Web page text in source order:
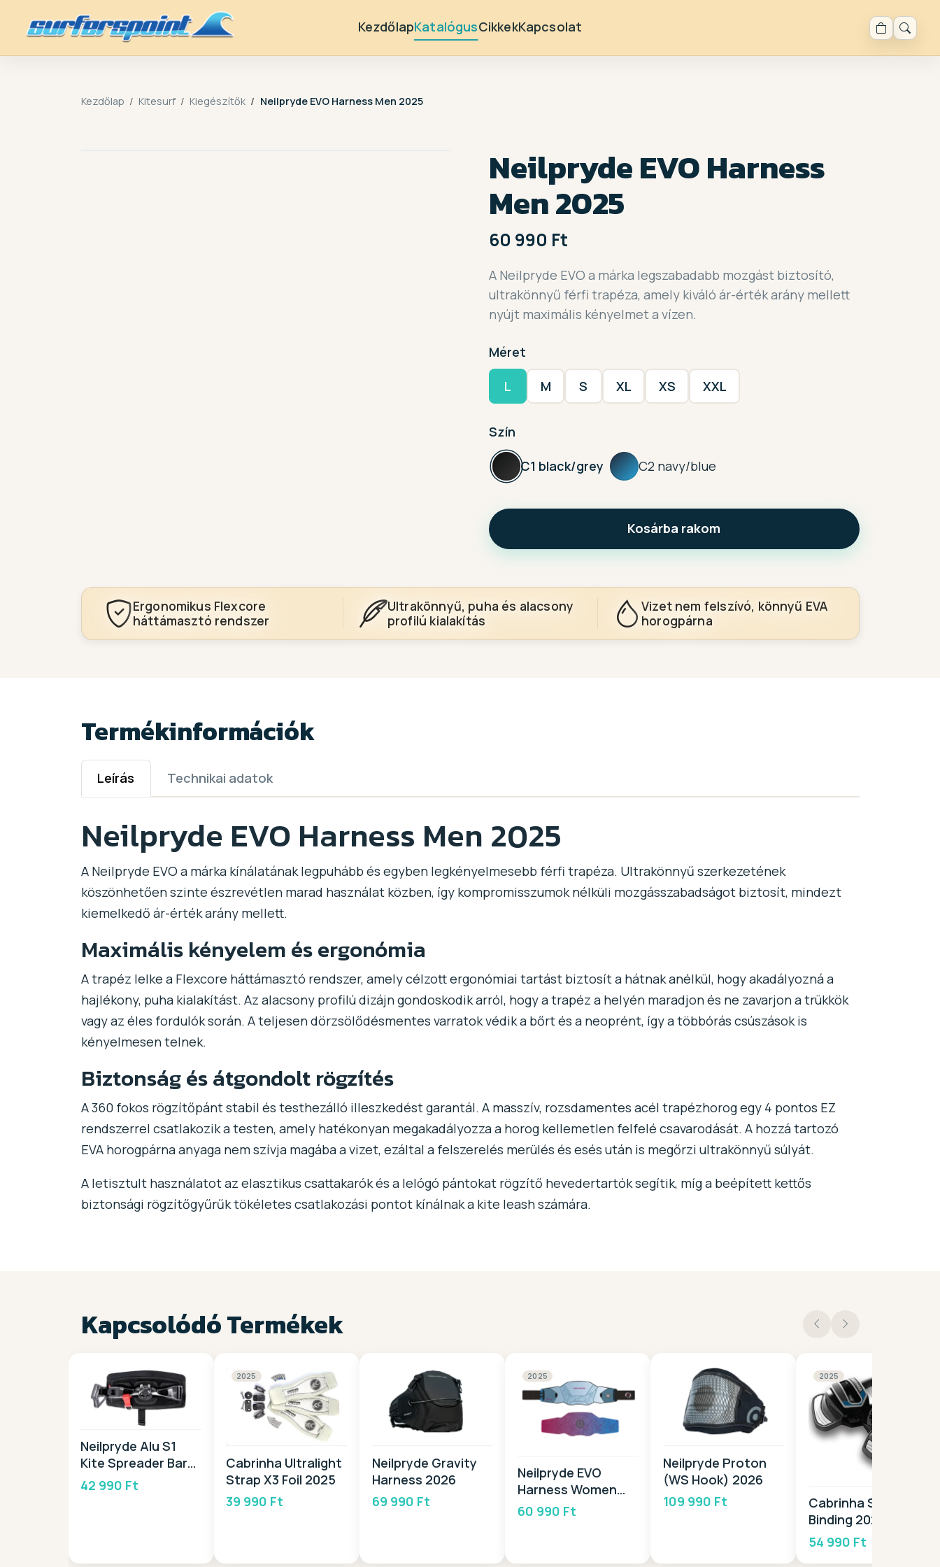
KezdőlapKatalógusCikkekKapcsolat
Kezdőlap Kitesurf Kiegészítők Neilpryde EVO Harness Men 2025
Neilpryde EVO Harness
Men 2025
60 990 Ft
A Neilpryde EVO a márka legszabadabb mozgást biztosító,
ultrakönnyű férfi trapéza, amely kiváló ár-érték arány mellett
nyújt maximális kényelmet a vízen.
Méret
L M S XL XS XXL
Szín
C1 black/grey C2 navy/blue
Kosárba rakom
Ergonomikus Flexcore
háttámasztó rendszer
Ultrakönnyű, puha és alacsony
profilú kialakítás
Vizet nem felszívó, könnyű EVA
horogpárna
Termékinformációk
Leírás Technikai adatok
Neilpryde EVO Harness Men 2025
A Neilpryde EVO a márka kínálatának legpuhább és egyben legkényelmesebb férfi trapéza. Ultrakönnyű szerkezetének
köszönhetően szinte észrevétlen marad használat közben, így kompromisszumok nélküli mozgásszabadságot biztosít, mindezt
kiemelkedő ár-érték arány mellett.
Maximális kényelem és ergonómia
A trapéz lelke a Flexcore háttámasztó rendszer, amely célzott ergonómiai tartást biztosít a hátnak anélkül, hogy akadályozná a
hajlékony, puha kialakítást. Az alacsony profilú dizájn gondoskodik arról, hogy a trapéz a helyén maradjon és ne zavarjon a trükkök
vagy az éles fordulók során. A teljesen dörzsölődésmentes varratok védik a bőrt és a neoprént, így a többórás csúszások is
kényelmesen telnek.
Biztonság és átgondolt rögzítés
A 360 fokos rögzítőpánt stabil és testhezálló illeszkedést garantál. A masszív, rozsdamentes acél trapézhorog egy 4 pontos EZ
rendszerrel csatlakozik a testen, amely hatékonyan megakadályozza a horog kellemetlen felfelé csavarodását. A hozzá tartozó
EVA horogpárna anyaga nem szívja magába a vizet, ezáltal a felszerelés merülés és esés után is megőrzi ultrakönnyű súlyát.
A letisztult használatot az elasztikus csattakarók és a lelógó pántokat rögzítő hevedertartók segítik, míg a beépített kettős
biztonsági rögzítőgyűrűk tökéletes csatlakozási pontot kínálnak a kite leash számára.
Kapcsolódó Termékek
Neilpryde Alu S1
Kite Spreader Bar
2026
42 990 Ft
2025
Cabrinha Ultralight
Strap X3 Foil 2025
39 990 Ft
Neilpryde Gravity
Harness 2026
69 990 Ft
2025
Neilpryde EVO
Harness Women
2025
60 990 Ft
Neilpryde Proton
(WS Hook) 2026
109 990 Ft
2025
Cabrinha Source
Binding 2025
54 990 Ft